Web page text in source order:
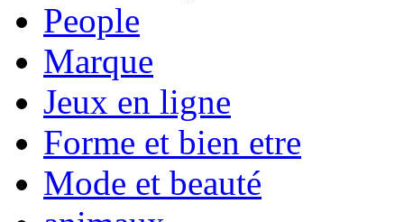
People
Marque
Jeux en ligne
Forme et bien etre
Mode et beauté